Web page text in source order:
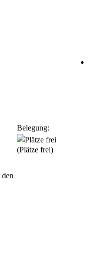
Belegung:
(Plätze frei)